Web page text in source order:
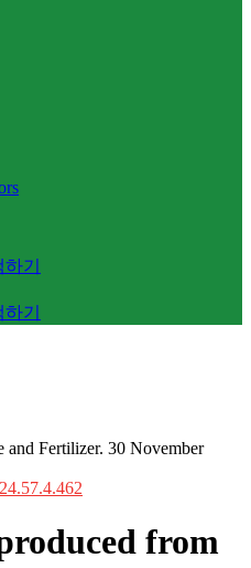
기
기
and Fertilizer. 30 November
from